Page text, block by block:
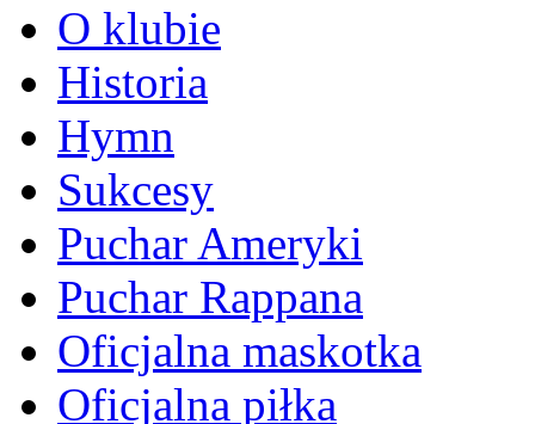
O klubie
Historia
Hymn
Sukcesy
Puchar Ameryki
Puchar Rappana
Oficjalna maskotka
Oficjalna piłka